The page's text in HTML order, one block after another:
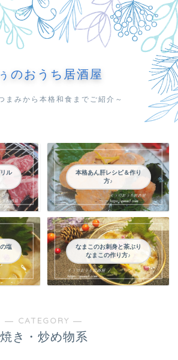
のおうち居酒屋
まみから本格和食までご紹介～
ル
本格あん肝レシピ＆作り
方♪
塩
なまこのお刺身と茶ぶり
なまこの作り方♪
― CATEGORY ―
焼き・炒め物系